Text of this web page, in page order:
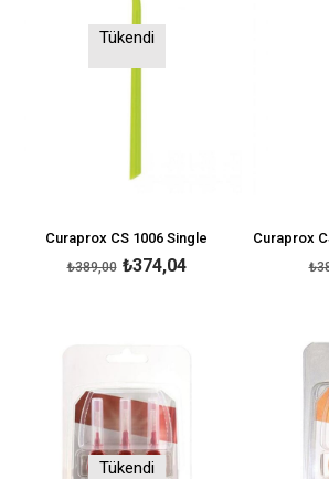
Tükendi
Curaprox CS 1006 Single
₺374,04
₺389,00
Tükendi